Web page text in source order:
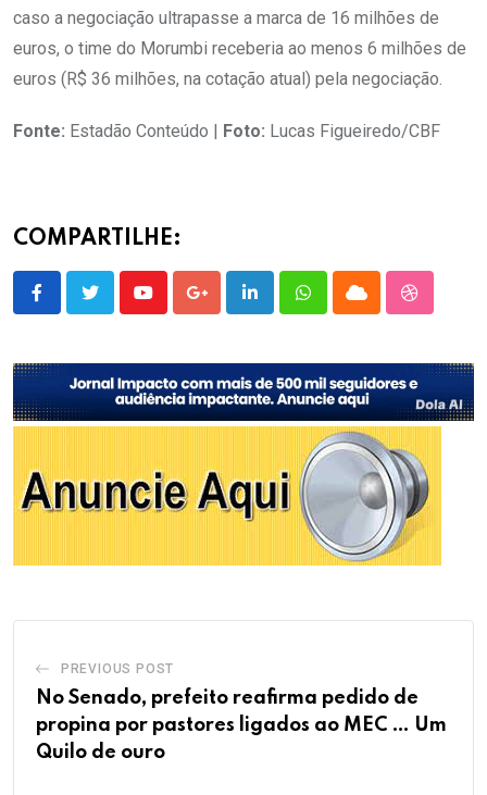
caso a negociação ultrapasse a marca de 16 milhões de
euros, o time do Morumbi receberia ao menos 6 milhões de
euros (R$ 36 milhões, na cotação atual) pela negociação.
Fonte: Estadão Conteúdo | Foto: Lucas Figueiredo/CBF
COMPARTILHE:
YoutubeGoogle+LinkedInWhatsappCloud
PREVIOUS POST
No Senado, prefeito reafirma pedido de
propina por pastores ligados ao MEC … Um
Quilo de ouro